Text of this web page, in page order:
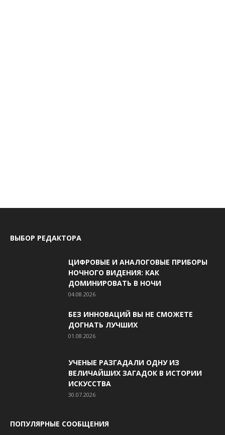
ВЫБОР РЕДАКТОРА
ЦИФРОВЫЕ И АНАЛОГОВЫЕ ПРИБОРЫ
НОЧНОГО ВИДЕНИЯ: КАК
ДОМИНИРОВАТЬ В НОЧИ
04.08.2026
БЕЗ ИННОВАЦИЙ ВЫ НЕ СМОЖЕТЕ
ДОГНАТЬ ЛУЧШИХ
01.08.2026
УЧЕНЫЕ РАЗГАДАЛИ ОДНУ ИЗ
ВЕЛИЧАЙШИХ ЗАГАДОК В ИСТОРИИ
ИСКУССТВА
30.07.2026
ПОПУЛЯРНЫЕ СООБЩЕНИЯ